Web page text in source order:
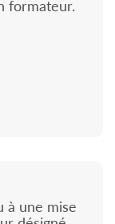
formateur.
à une mise